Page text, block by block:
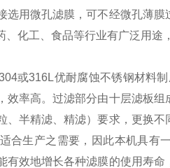
选用微孔滤膜，可不经微孔薄
化工、食品等行业有广泛用途
或316L优耐腐蚀不锈钢材料
效率高。过滤部分由十层滤板
、半精滤、精滤）要求，更换
合生产之需要，因此本机具有
有效地增长各种滤膜的使用寿